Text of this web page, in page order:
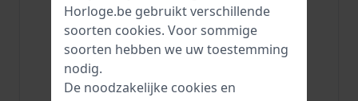
Danish Design
IV67Q1248
Horloge.be gebruikt verschillende
soorten cookies. Voor sommige
soorten hebben we uw toestemming
nodig.
De noodzakelijke cookies en